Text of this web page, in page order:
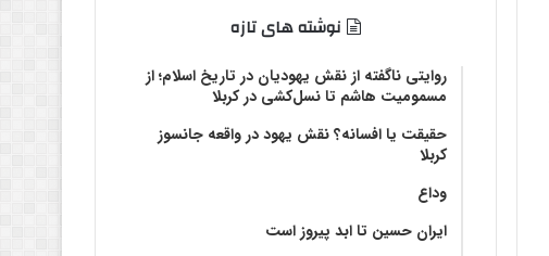
نوشته های تازه
روایتی ناگفته از نقش یهودیان در تاریخ اسلام؛ از
مسمومیت هاشم تا نسل‌کشی در کربلا
حقیقت یا افسانه؟‌ نقش یهود در واقعه جانسوز
کربلا
وداع
ایران حسین تا ابد پیروز است